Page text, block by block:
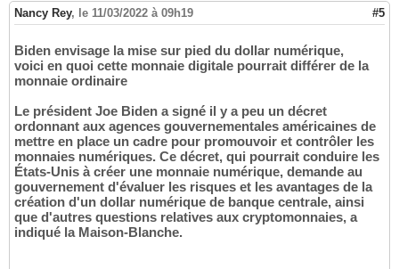
Nancy Rey, le 11/03/2022 à 09h19 #5
Biden envisage la mise sur pied du dollar numérique,
voici en quoi cette monnaie digitale pourrait différer de la
monnaie ordinaire
Le président Joe Biden a signé il y a peu un décret
ordonnant aux agences gouvernementales américaines de
mettre en place un cadre pour promouvoir et contrôler les
monnaies numériques. Ce décret, qui pourrait conduire les
États-Unis à créer une monnaie numérique, demande au
gouvernement d'évaluer les risques et les avantages de la
création d'un dollar numérique de banque centrale, ainsi
que d'autres questions relatives aux cryptomonnaies, a
indiqué la Maison-Blanche.